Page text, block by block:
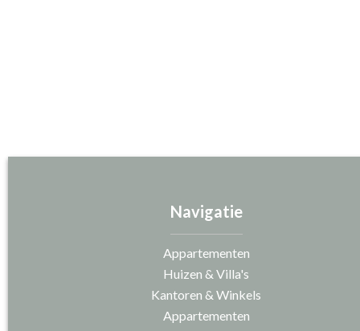
Navigatie
Appartementen
Huizen & Villa's
Kantoren & Winkels
Appartementen